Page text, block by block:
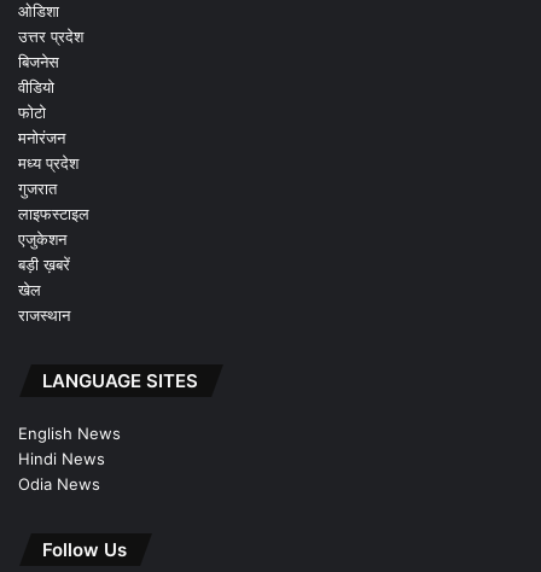
ओडिशा
उत्तर प्रदेश
बिजनेस
वीडियो
फोटो
मनोरंजन
मध्य प्रदेश
गुजरात
लाइफस्टाइल
एजुकेशन
बड़ी ख़बरें
खेल
राजस्थान
LANGUAGE SITES
English News
Hindi News
Odia News
Follow Us